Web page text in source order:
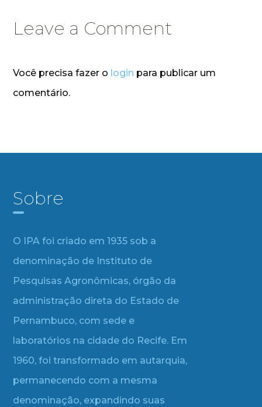
Leave a Comment
Você precisa fazer o login para publicar um
comentário.
Sobre
O IPA foi criado em 1935 sob a
denominação de Instituto de
Pesquisas Agronômicas, órgão da
administração direta do Estado de
Pernambuco, com sede e
laboratórios na cidade do Recife. Em
1960, foi transformado em autarquia,
permanecendo com a mesma
denominação, expandindo suas